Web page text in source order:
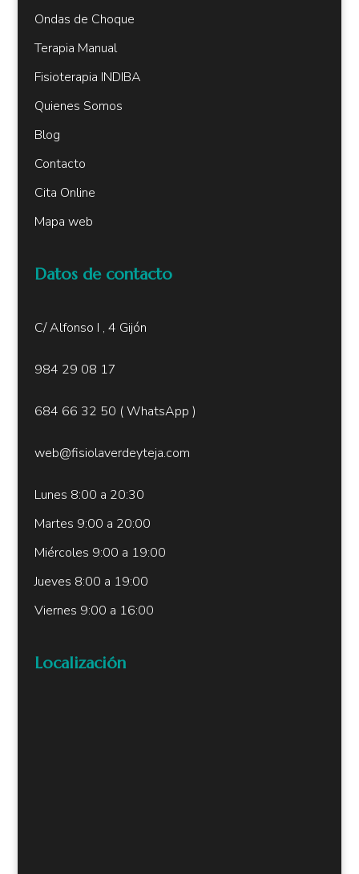
Ondas de Choque
Terapia Manual
Fisioterapia INDIBA
Quienes Somos
Blog
Contacto
Cita Online
Mapa web
Datos de contacto
C/ Alfonso I , 4 Gijón
984 29 08 17
684 66 32 50 ( WhatsApp )
web@fisiolaverdeyteja.com
Lunes 8:00 a 20:30
Martes 9:00 a 20:00
Miércoles 9:00 a 19:00
Jueves 8:00 a 19:00
Viernes 9:00 a 16:00
Localización